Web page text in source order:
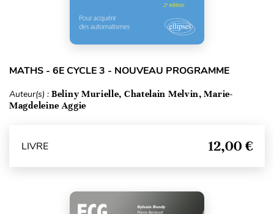
MATHS - 6E CYCLE 3 - NOUVEAU PROGRAMME
Auteur(s) : Beliny Murielle, Chatelain Melvin, Marie-
Magdeleine Aggie
LIVRE 12,00 €